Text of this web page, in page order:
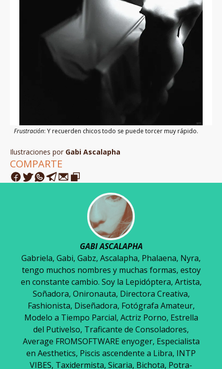
Frustración: Y recuerden chicos todo se puede torcer muy rápido.
Ilustraciones por Gabi Ascalapha
COMPARTE
GABI ASCALAPHA
Gabriela, Gabi, Gabz, Ascalapha, Phalaena, Nyra,
tengo muchos nombres y muchas formas, estoy
en constante cambio. Soy la Lepidóptera, Artista,
Soñadora, Onironauta, Directora Creativa,
Fashionista, Diseñadora, Fotógrafa Amateur,
Modelo a Tiempo Parcial, Actriz Porno, Estrella
del Putivelso, Traficante de Consoladores,
Average FROMSOFTWARE enyoger, Especialista
en Aesthetics, Piscis ascendente a Libra, INTP
VIBES, Taxidermista, Sicaria, Bichota, Potra-